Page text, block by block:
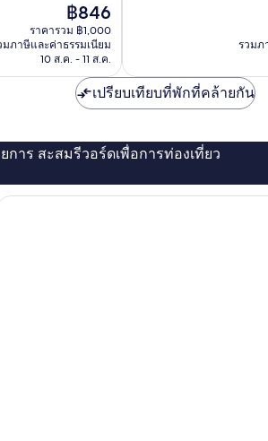
ราคา
ปัจจุบัน
คือ
฿846
฿846
ราคารวม ฿1,000
มภาษีและค่าธรรมเนียม
10 ส.ค. - 11 ส.ค.
รวมภ
เปรียบเทียบที่พักที่คล้ายกัน
าร สะสมรีวอร์ดเพื่อการท่องเที่ยว